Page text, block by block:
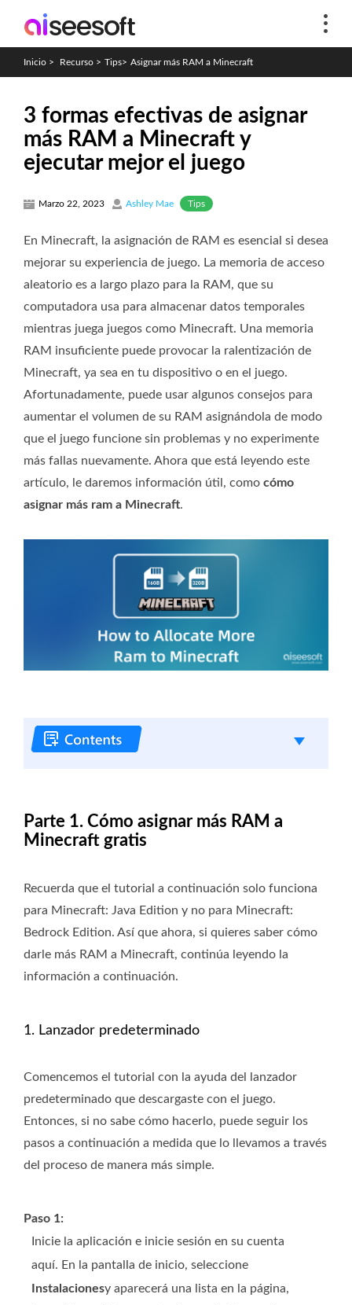
Inicio > Recurso > Tips> Asignar más RAM a Minecraft
3 formas efectivas de asignar
más RAM a Minecraft y
ejecutar mejor el juego
Marzo 22, 2023 Ashley Mae Tips
En Minecraft, la asignación de RAM es esencial si desea
mejorar su experiencia de juego. La memoria de acceso
aleatorio es a largo plazo para la RAM, que su
computadora usa para almacenar datos temporales
mientras juega juegos como Minecraft. Una memoria
RAM insuficiente puede provocar la ralentización de
Minecraft, ya sea en tu dispositivo o en el juego.
Afortunadamente, puede usar algunos consejos para
aumentar el volumen de su RAM asignándola de modo
que el juego funcione sin problemas y no experimente
más fallas nuevamente. Ahora que está leyendo este
artículo, le daremos información útil, como cómo
asignar más ram a Minecraft.
Parte 1. Cómo asignar más RAM a
Minecraft gratis
Recuerda que el tutorial a continuación solo funciona
para Minecraft: Java Edition y no para Minecraft:
Bedrock Edition. Así que ahora, si quieres saber cómo
darle más RAM a Minecraft, continúa leyendo la
información a continuación.
1. Lanzador predeterminado
Comencemos el tutorial con la ayuda del lanzador
predeterminado que descargaste con el juego.
Entonces, si no sabe cómo hacerlo, puede seguir los
pasos a continuación a medida que lo llevamos a través
del proceso de manera más simple.
Paso 1:
Inicie la aplicación e inicie sesión en su cuenta
aquí. En la pantalla de inicio, seleccione
Instalacionesy aparecerá una lista en la página,